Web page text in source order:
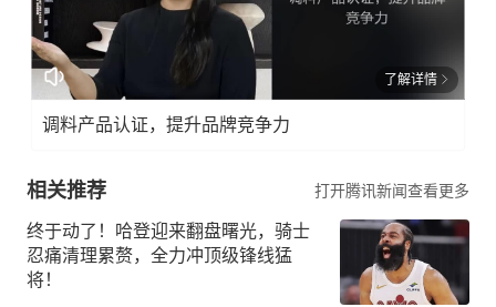
了解详情
调料产品认证，提升品牌竞争力
相关推荐 打开腾讯新闻查看更多
终于动了！哈登迎来翻盘曙光，骑士
忍痛清理累赘，全力冲顶级锋线猛
将！